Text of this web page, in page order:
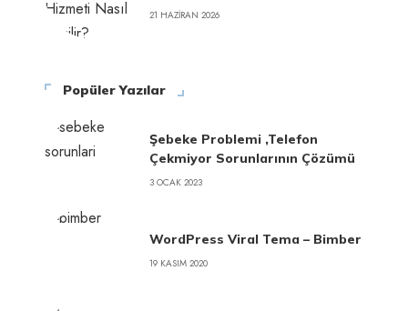
21 HAZIRAN 2026
Popüler Yazılar
Şebeke Problemi ,Telefon
Çekmiyor Sorunlarının Çözümü
3 OCAK 2023
WordPress Viral Tema – Bimber
19 KASIM 2020